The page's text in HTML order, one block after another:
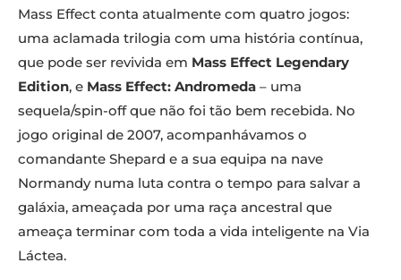
Mass Effect conta atualmente com quatro jogos:
uma aclamada trilogia com uma história contínua,
que pode ser revivida em Mass Effect Legendary
Edition, e Mass Effect: Andromeda – uma
sequela/spin-off que não foi tão bem recebida. No
jogo original de 2007, acompanhávamos o
comandante Shepard e a sua equipa na nave
Normandy numa luta contra o tempo para salvar a
galáxia, ameaçada por uma raça ancestral que
ameaça terminar com toda a vida inteligente na Via
Láctea.